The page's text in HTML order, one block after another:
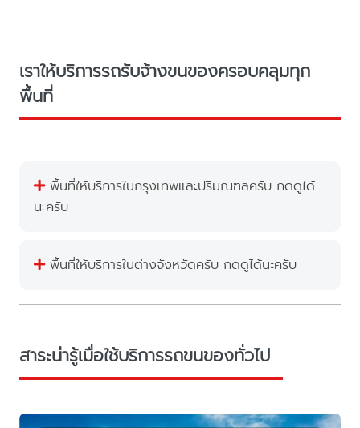
เราให้บริการรถรับจ้างขนของครอบคลุมทุก
พื้นที่
พื้นที่ให้บริการในกรุงเทพและปริมณฑลครับ กดดูได้
นะครับ
พื้นที่ให้บริการในต่างจังหวัดครับ กดดูได้นะครับ
สาระน่ารู้เมื่อใช้บริการรถขนของทั่วไป